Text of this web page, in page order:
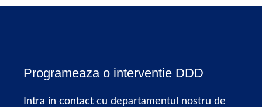
Programeaza o interventie DDD
Intra in contact cu departamentul nostru de